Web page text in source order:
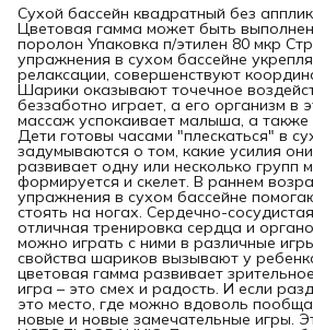
Сухой бассейн квадратный без
Цветовая гамма может быть
поролон Упаковка п/этилен 80 мкр
упражнения в сухом бассейне
релаксации, совершенствуют
Шарики оказывают точечное
беззаботно играет, а его организм
массаж успокаивает малыша, а также
Дети готовы часами "плескаться" в
задумываются о том, какие усилия
развивает одну или несколько
формируется и скелет. В раннем
упражнения в сухом бассейне
стоять на ногах. Сердечно-
отличная тренировка сердца и
можно играть с ними в различные
свойства шариков вызывают у
цветовая гамма развивает
игра – это смех и радость. И если
это место, где можно вдоволь
новые и новые замечательные игры.